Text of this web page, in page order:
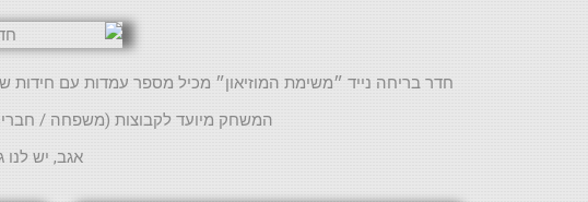
חדר בריחה נייד ״משימת המוזיאון״ מכיל מספר עמדות עם
המשחק מיועד לקבוצות (משפחה /
אגב, יש